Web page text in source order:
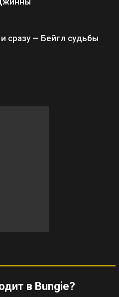
сразу — Бейгл судьбы
в Bungie?